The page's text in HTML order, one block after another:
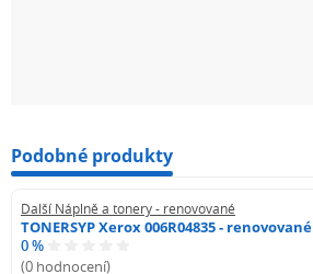
Podobné produkty
Další Náplně a tonery - renovované
TONERSYP Xerox 006R04835 - renovované
0 %
(0 hodnocení)